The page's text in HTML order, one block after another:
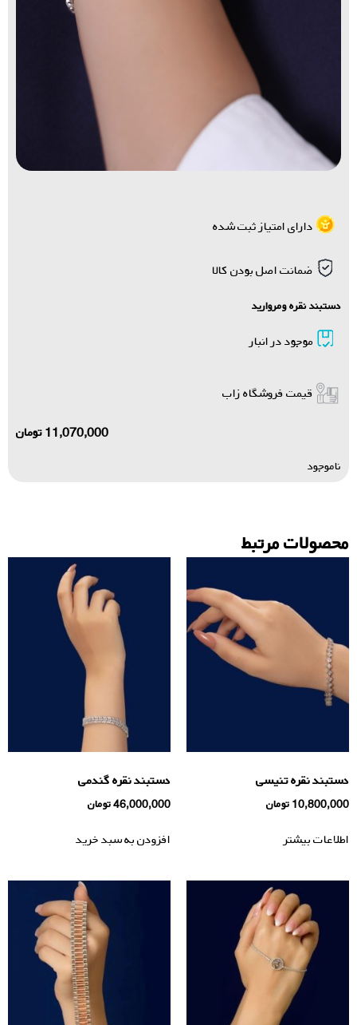
دارای امتیاز ثبت شده
ضمانت اصل بودن کالا
دستبند نقره ومروارید
موجود در انبار
قیمت فروشگاه زاب
11,070,000تومان
ناموجود
محصولات مرتبط
دستبند نقره تنیسی
10,800,000 تومان
اطلاعات بیشتر
دستبند نقره گندمی
46,000,000تومان
افزودن به سبد خرید